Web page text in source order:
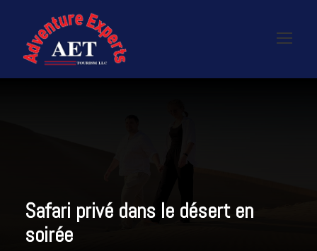
Safari privé dans le désert en
soirée